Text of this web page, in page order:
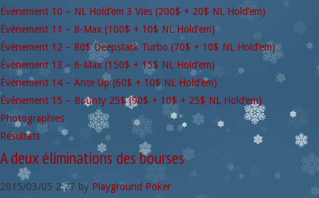
Évènement 10 – NL Hold’em 3 Vies (200$ + 20$ NL Hold’em)
Évènement 11 – 8-Max (100$ + 10$ NL Hold’em)
Évènement 12 – 80$ Deepstack Turbo (70$ + 10$ NL Hold’em)
Évènement 13 – 6-Max (150$ + 15$ NL Hold’em)
Évènement 14 – Ante Up (60$ + 10$ NL Hold’em)
Évènement 15 – Bounty 25$ (90$ + 10$ + 25$ NL Hold’em)
Photographies
Résultats
A deux éliminations des bourses
2015/03/05 2:27 by Playground Poker